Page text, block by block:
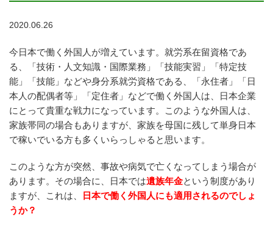
2020.06.26
今日本で働く外国人が増えています。就労系在留資格であ
る、「技術・人文知識・国際業務」「技能実習」「特定技
能」「技能」などや身分系就労資格である、「永住者」「日
本人の配偶者等」「定住者」などで働く外国人は、日本企業
にとって貴重な戦力になっています。このような外国人は、
家族帯同の場合もありますが、家族を母国に残して単身日本
で稼いでいる方も多くいらっしゃると思います。
このような方が突然、事故や病気で亡くなってしまう場合が
あります。その場合に、日本では遺族年金という制度があり
ますが、これは、
日本で働く外国人にも適用されるのでしょ
うか？